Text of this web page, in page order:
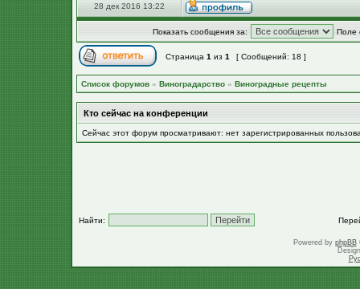
28 дек 2016 13:22
Показать сообщения за: Поле
Страница 1 из 1 [ Сообщений: 18 ]
Список форумов » Виноградарство » Виноградные рецепты
Кто сейчас на конференции
Сейчас этот форум просматривают: нет зарегистрированных
Найти:
Powered by phpBB